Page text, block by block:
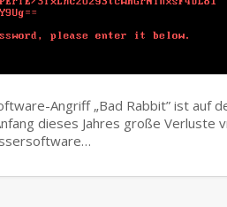
Angriff „Bad Rabbit” ist auf
dieses Jahres große Verluste